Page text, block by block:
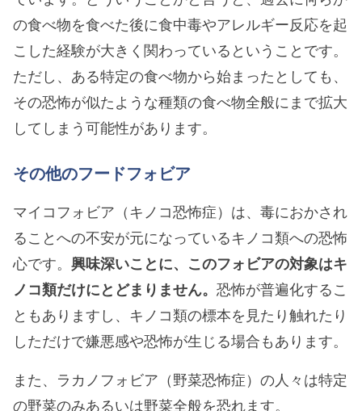
の食べ物を食べた後に食中毒やアレルギー反応を起
こした経験が大きく関わっているということです。
ただし、ある特定の食べ物から始まったとしても、
その恐怖が似たような種類の食べ物全般にまで拡大
してしまう可能性があります。
その他のフードフォビア
マイコフォビア（キノコ恐怖症）は、毒におかされ
ることへの不安が元になっているキノコ類への恐怖
心です。 興味深いことに、このフォビアの対象はキ
ノコ類だけにとどまりません。 恐怖が普遍化するこ
ともありますし、キノコ類の標本を見たり触れたり
しただけで嫌悪感や恐怖が生じる場合もあります。
また、ラカノフォビア（野菜恐怖症）の人々は特定
の野菜のみあるいは野菜全般を恐れます。